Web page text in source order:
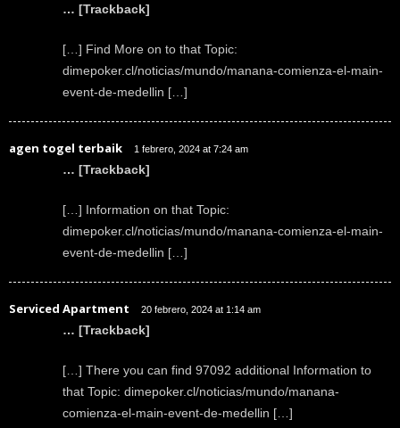
… [Trackback]
[…] Find More on to that Topic:
dimepoker.cl/noticias/mundo/manana-comienza-el-main-
event-de-medellin […]
agen togel terbaik 1 febrero, 2024 at 7:24 am
… [Trackback]
[…] Information on that Topic:
dimepoker.cl/noticias/mundo/manana-comienza-el-main-
event-de-medellin […]
Serviced Apartment 20 febrero, 2024 at 1:14 am
… [Trackback]
[…] There you can find 97092 additional Information to
that Topic: dimepoker.cl/noticias/mundo/manana-
comienza-el-main-event-de-medellin […]